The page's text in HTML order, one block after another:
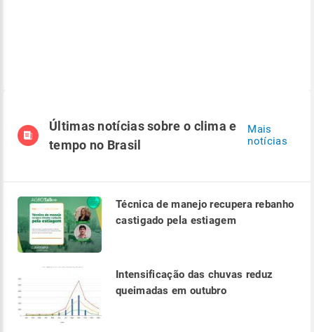
Últimas notícias sobre o clima e
tempo no Brasil
Mais
notícias
Técnica de manejo recupera rebanho
castigado pela estiagem
Intensificação das chuvas reduz
queimadas em outubro